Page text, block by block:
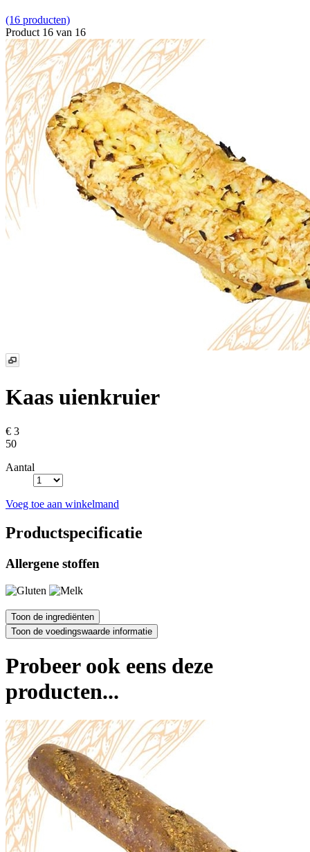
(16 producten)
Product 16 van 16
Kaas uienkruier
€ 3
50
Aantal
Voeg toe aan winkelmand
Productspecificatie
Allergene stoffen
Probeer ook eens deze
producten...